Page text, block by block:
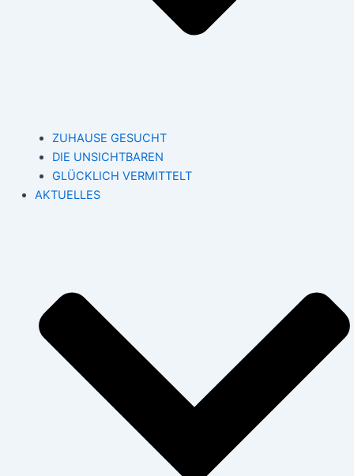
ZUHAUSE GESUCHT
DIE UNSICHTBAREN
GLÜCKLICH VERMITTELT
AKTUELLES